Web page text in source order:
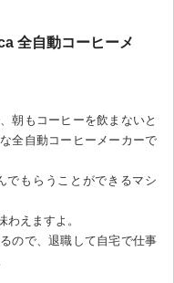
全自動コーヒーメ
朝もコーヒーを飲まないと
全自動コーヒーメーカーで
でもらうことができるマシ
えますよ。
ので、退職して自宅で仕事